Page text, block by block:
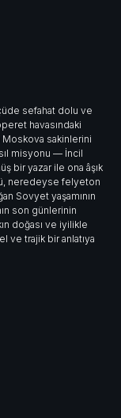
sefahat dolu ve
havasındaki
Moskova sakinlerini
misyonu — İncil
bir yazar ile ona âşık
neredeyse felyeton
Sovyet yaşamının
son günlerinin
doğası ve iyilikle
ve trajik bir anlatıya